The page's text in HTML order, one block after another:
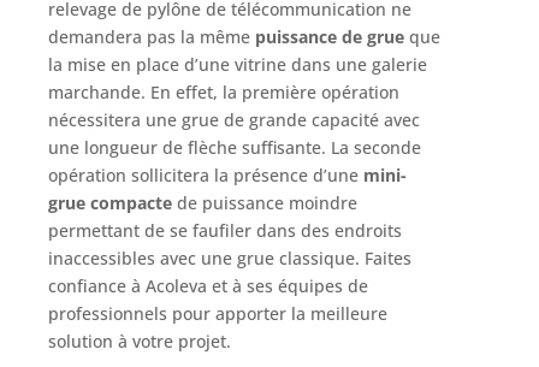
relevage de pylône de télécommunication ne
demandera pas la même puissance de grue que
la mise en place d’une vitrine dans une galerie
marchande. En effet, la première opération
nécessitera une grue de grande capacité avec
une longueur de flèche suffisante. La seconde
opération sollicitera la présence d’une mini-
grue compacte de puissance moindre
permettant de se faufiler dans des endroits
inaccessibles avec une grue classique. Faites
confiance à Acoleva et à ses équipes de
professionnels pour apporter la meilleure
solution à votre projet.